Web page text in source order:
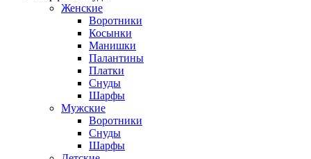
Женские
Воротники
Косынки
Манишки
Палантины
Платки
Снуды
Шарфы
Мужские
Воротники
Снуды
Шарфы